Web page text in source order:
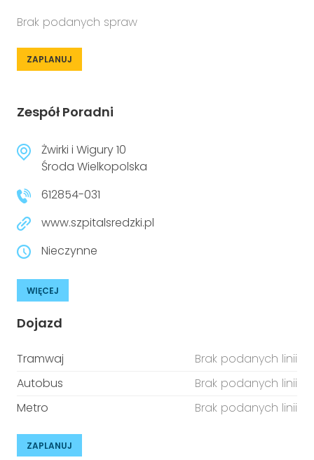
Brak podanych spraw
ZAPLANUJ
Zespół Poradni
Żwirki i Wigury 10
Środa Wielkopolska
612854-031
www.szpitalsredzki.pl
Nieczynne
WIĘCEJ
Dojazd
Tramwaj
Brak podanych linii
Autobus
Brak podanych linii
Metro
Brak podanych linii
ZAPLANUJ